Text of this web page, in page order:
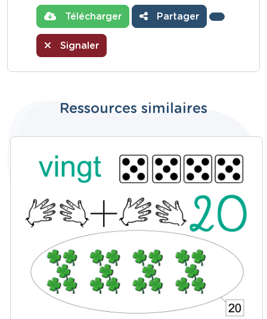
Télécharger Partager
Signaler
Ressources similaires